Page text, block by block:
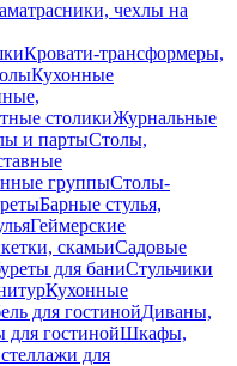
чехлы на
Кровати-трансформеры,
Кухонные
столикиЖурнальные
и партыСтолы,
группыСтолы-
Барные стулья,
Геймерские
скамьиСадовые
для баниСтульчики
Кухонные
для гостинойДиваны,
гостинойШкафы,
для